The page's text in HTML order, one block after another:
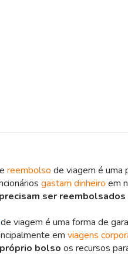
reembolso de viagem é uma
gastam dinheiro em
ser reembolsados
de viagem é uma forma de
em viagens
bolso os recursos